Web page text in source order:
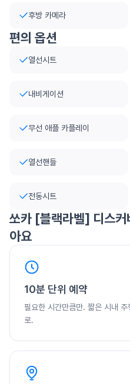
후방 카메라
편의 옵션
열선시트
내비게이션
무선 애플 카플레이
열선핸들
전동시트
쏘카 [블랙라벨] 디스커
아요
10분 단위 예약
필요한 시간만큼만. 짧은 시내
로.